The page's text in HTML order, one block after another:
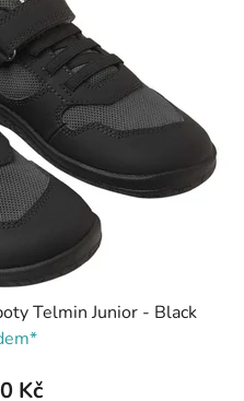
Telmin Junior - Black
Kč